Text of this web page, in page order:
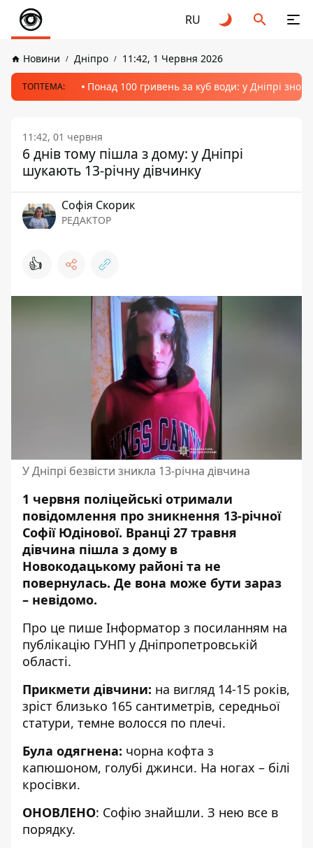
RU
Новини Дніпро 11:42, 1 Червня 2026
ТОПТЕМА: Понад 100 гривень за куб води: у Дніпрі
11:42, 01 червня
6 днів тому пішла з дому: у Дніпрі
шукають 13-річну дівчинку
Софія Скорик
РЕДАКТОР
👍
У Дніпрі безвісти зникла 13-річна дівчина
1 червня поліцейські отримали
повідомлення про зникнення 13-річної
Софії Юдінової. Вранці 27 травня
дівчина пішла з дому в
Новокодацькому районі та не
повернулась. Де вона може бути зараз
– невідомо.
Про це пише Інформатор з посиланням на
публікацію ГУНП у Дніпропетровській
області.
Прикмети дівчини: на вигляд 14-15 років,
зріст близько 165 сантиметрів, середньої
статури, темне волосся по плечі.
Була одягнена: чорна кофта з
капюшоном, голубі джинси. На ногах – білі
кросівки.
ОНОВЛЕНО: Софію знайшли. З нею все в
порядку.